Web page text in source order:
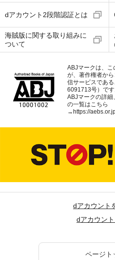
dアカウント2段階認証とは
海賊版に関する取り組みに
ついて
ABJマークは、
が、著作権者か
信サービスであ
6091713号）です
ABJマークの詳
の一覧はこちら
→ https://
dアカウント
dアカウン
ページト